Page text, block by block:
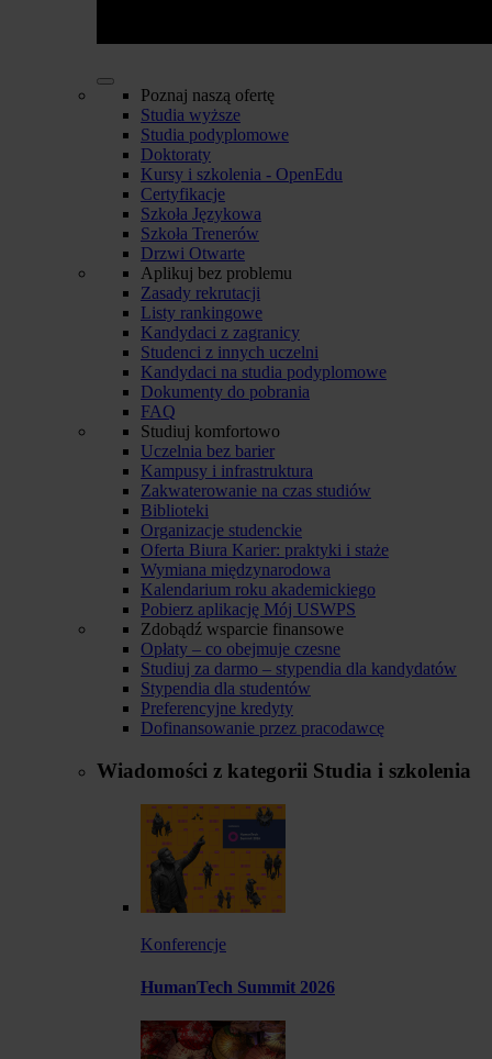
Poznaj naszą ofertę
Studia wyższe
Studia podyplomowe
Doktoraty
Kursy i szkolenia - OpenEdu
Certyfikacje
Szkoła Językowa
Szkoła Trenerów
Drzwi Otwarte
Aplikuj bez problemu
Zasady rekrutacji
Listy rankingowe
Kandydaci z zagranicy
Studenci z innych uczelni
Kandydaci na studia podyplomowe
Dokumenty do pobrania
FAQ
Studiuj komfortowo
Uczelnia bez barier
Kampusy i infrastruktura
Zakwaterowanie na czas studiów
Biblioteki
Organizacje studenckie
Oferta Biura Karier: praktyki i staże
Wymiana międzynarodowa
Kalendarium roku akademickiego
Pobierz aplikację Mój USWPS
Zdobądź wsparcie finansowe
Opłaty – co obejmuje czesne
Studiuj za darmo – stypendia dla kandydatów
Stypendia dla studentów
Preferencyjne kredyty
Dofinansowanie przez pracodawcę
Wiadomości z kategorii Studia i szkolenia
Konferencje
HumanTech Summit 2026